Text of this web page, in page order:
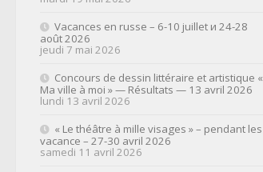
Vacances en russe – 6-10 juillet и 24-28
août 2026
jeudi 7 mai 2026
Concours de dessin littéraire et artistique «
Ma ville à moi » — Résultats — 13 avril 2026
lundi 13 avril 2026
« Le théâtre à mille visages » – pendant les
vacance – 27-30 avril 2026
samedi 11 avril 2026